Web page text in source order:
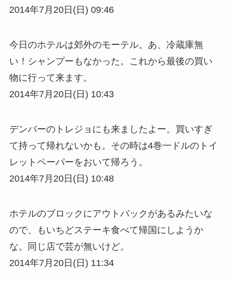
2014年7月20日(日) 09:46
今日のホテルは郊外のモーテル。あ、冷蔵庫無
い！シャンプーもなかった。これから最後の買い
物に行って来ます。
2014年7月20日(日) 10:43
デンバーのトレジョにも来ましたよー。買いすぎ
て持って帰れないかも。その時は4巻一ドルのトイ
レットペーパーをおいて帰ろう。
2014年7月20日(日) 10:48
ホテルのブロックにアウトバックがあるみたいな
ので、もいちどステーキ食べて帰国にしようか
な。同じ店で芸が無いけど。
2014年7月20日(日) 11:34